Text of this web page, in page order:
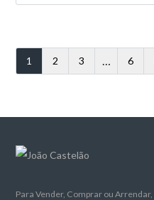
1 2 3 … 6
Para Vender, Comprar ou